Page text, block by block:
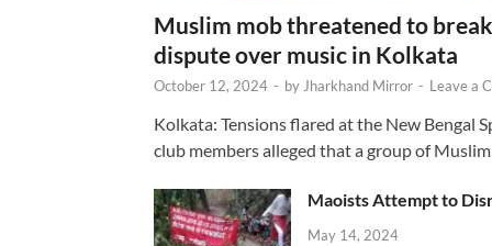
Muslim mob threatened to
dispute over music in Kolkata
October 12, 2024 - byJharkhand Mirror - Leave a
Kolkata: Tensions flared at the New Bengal
club members alleged that a group of
Maoists Attempt to
May 14, 2024